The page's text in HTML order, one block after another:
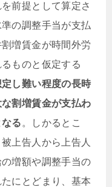
前提として算定さ
の調整手当が支払
増賃金が時間外労
ものと仮定する
し難い程度の長時
割増賃金が支払わ
る 。しかるとこ
上告人から上告人
増額や調整手当の
にとどまり、基本